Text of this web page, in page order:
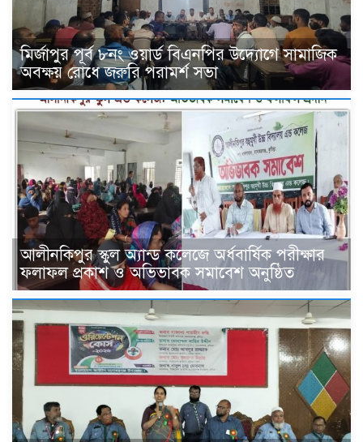
মির্জাপুর পূর্ব ৮নং ওয়ার্ড বিএনপির উদ্যোগে সামাজিক
অবক্ষয় রোধে জরুরি পরামর্শ সভা
আলীনকিপুর স্কুল অ্যান্ড কলেজে অর্ধবার্ষিক পরীক্ষার
ফলাফল প্রকাশ ও অভিভাবক সমাবেশ অনুষ্ঠিত